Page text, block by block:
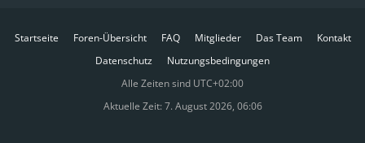
Startseite Foren-Übersicht FAQ Mitglieder Das Team
Kontakt
Datenschutz
Nutzungsbedingungen
Alle Zeiten sind UTC+02:00
Aktuelle Zeit: 7. August 2026, 06:06